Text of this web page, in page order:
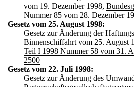
vom 19. Dezember 1998,
Nummer 85 vom 28. Dezember
Gesetz vom 25. August 1998:
Gesetz zur Änderung der
Binnenschiffahrt vom 25. August
Teil I 1998 Nummer 58 vom 31.
2500
Gesetz vom 22. Juli 1998:
Gesetz zur Änderung des